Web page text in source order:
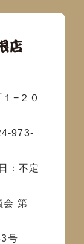
−２０
973-
：不定
会 第
号